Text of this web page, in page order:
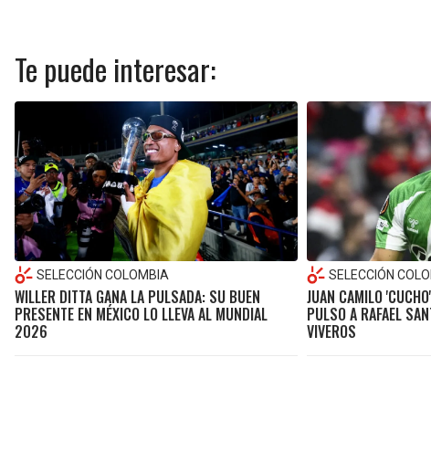
Te puede interesar:
SELECCIÓN COLOMBIA
WILLER DITTA GANA LA PULSADA: SU BUEN
PRESENTE EN MÉXICO LO LLEVA AL MUNDIAL
2026
SELECCIÓN
JUAN CAMILO
PULSO A RAFAEL
VIVEROS